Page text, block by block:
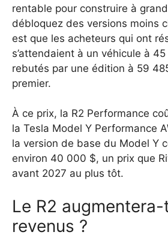
rentable pour construire à
débloquez des versions moins
est que les acheteurs qui ont
s’attendaient à un véhicule à
rebutés par une édition à 59
premier.
À ce prix, la R2 Performance
la Tesla Model Y Performance
la version de base du Model Y
environ 40 000 $, un prix que
avant 2027 au plus tôt.
Le R2
revenus ?